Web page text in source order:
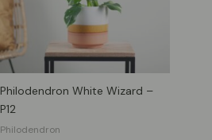
Philodendron White Wizard –
P12
Philodendron